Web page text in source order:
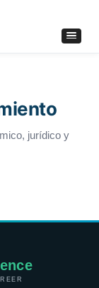
jurídico y